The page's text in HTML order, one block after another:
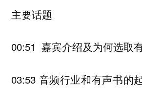
主要话题
00:51 嘉宾介绍及为何选取
03:53 音频行业和有声书的